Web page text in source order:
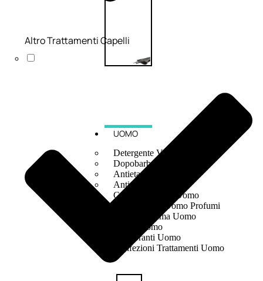
UOMO
Detergente Viso Uomo
Dopobarba Uomo
Antieta Uomo
Anticaduta Uomo
Contorno Occhi Uomo
Bagnodoccia Uomo Profumi
Docciaschiuma Uomo
Corpo Uomo
Deodoranti Uomo
Confezioni Trattamenti Uomo
Altro Trattamenti Capelli